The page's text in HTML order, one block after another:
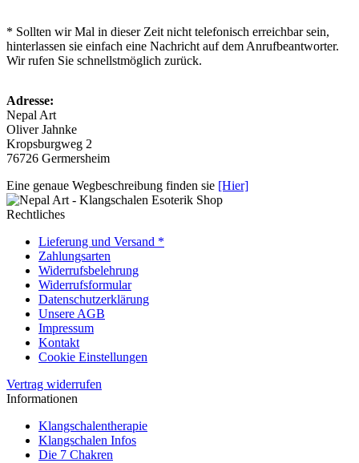
* Sollten wir Mal in dieser Zeit nicht telefonisch erreichbar sein,
hinterlassen sie einfach eine Nachricht auf dem Anrufbeantworter.
Wir rufen Sie schnellstmöglich zurück.
Adresse:
Nepal Art
Oliver Jahnke
Kropsburgweg 2
76726 Germersheim
Eine genaue Wegbeschreibung finden sie [Hier]
Rechtliches
Lieferung und Versand *
Zahlungsarten
Widerrufsbelehrung
Widerrufsformular
Datenschutzerklärung
Unsere AGB
Impressum
Kontakt
Cookie Einstellungen
Vertrag widerrufen
Informationen
Klangschalentherapie
Klangschalen Infos
Die 7 Chakren